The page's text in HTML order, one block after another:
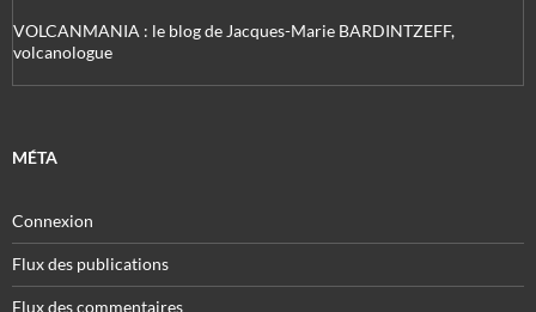
VOLCANMANIA : le blog de Jacques-Marie BARDINTZEFF,
volcanologue
MÉTA
Connexion
Flux des publications
Flux des commentaires